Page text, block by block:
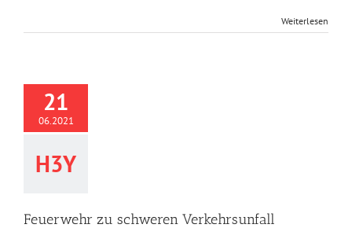
Weiterlesen
21
06.2021
H3Y
Feuerwehr zu schweren Verkehrsunfall